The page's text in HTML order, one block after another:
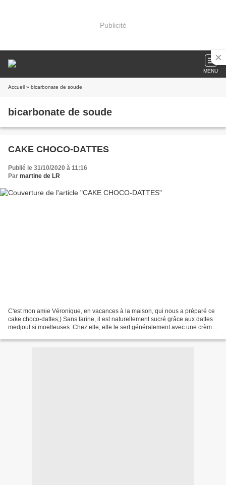
Publicité
MENU
Accueil » bicarbonate de soude
bicarbonate de soude
CAKE CHOCO-DATTES
Publié le 31/10/2020 à 11:16
Par martine de LR
C'est mon amie Véronique, en vacances à la maison, qui nous a préparé ce
cake choco-dattes;) Sans farine, il est naturellement sucré grâce aux dattes
medjoul si moelleuses. Chez elle, elle le sert généralement avec une crème